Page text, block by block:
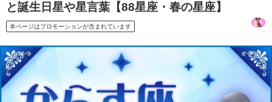
と誕生日星や星言葉【88星座・春の星座】
本ページはプロモーションが含まれています